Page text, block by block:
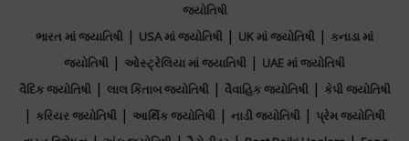
Master of vadic astrology in (shreemaharshi
collage of vedic astrology)
ફોકસ એરિયા
જ્યોતિષી
ભારત માં જ્યાતિષી | USA માં જ્યોતિષી | UK માં જ્યોતિષી | કનાડા માં
જ્યોતિષી | ઓસ્ટ્રેલિયા માં જ્યાતિષી | UAE માં જ્યોતિષી
વૈદિક જ્યોતિષી| લાલ કિતાબ જ્યોતિષી| વૈવાહિક જ્યોતિષી| કેપી જ્યોતિષી
| કરિયર જ્યોતિષી | આર્થિક જ્યોતિષી | નાડી જ્યોતિષી | પ્રેમ જ્યોતિષી